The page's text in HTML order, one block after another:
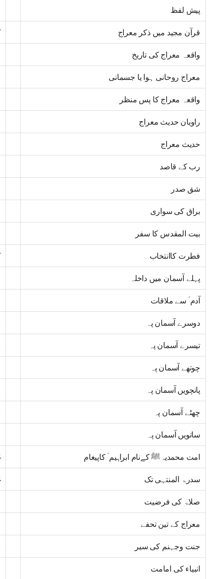
پیش لفظ
قرآن مجید میں ذکر معراج
واقعہ معراج کی تاریخ
معراج روحانی ہوا یا جسمانی
واقعہ معراج کا پس منظر
راویان حدیث معراج
حدیث معراج
رب کے قاصد
شق صدر
براق کی سواری
بیت المقدس کا سفر
فطرت کاانتخاب
پہلے آسمان میں داخلہ
آدم ؑ سے ملاقات
دوسرے آسمان پہ
تیسرے آسمان پہ
چوتھے آسمان پہ
پانچویں آسمان پہ
چھٹے آسمان پہ
ساتویں آسمان پہ
امت محمدیہ ﷺ کےنام ابراہیم ؑ کاپیغام
سدرۃ المنتہی تک
صلاۃ کی فرضیت
معراج کے تین تحفے
جنت وجہنم کی سیر
انبیاء کی امامت